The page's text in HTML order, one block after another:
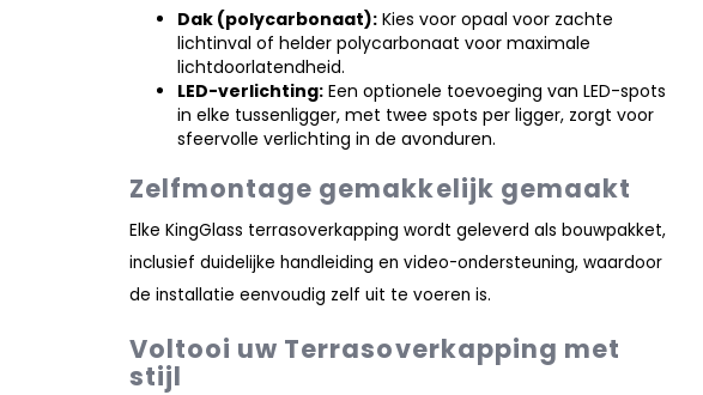
Dak (polycarbonaat):Kies voor opaal voor zachte
lichtinval of helder polycarbonaat voor maximale
lichtdoorlatendheid.
LED-verlichting:Een optionele toevoeging van LED-spots
in elke tussenligger, met twee spots per ligger, zorgt voor
sfeervolle verlichting in de avonduren.
Zelfmontage gemakkelijk gemaakt
Elke KingGlass terrasoverkapping wordt geleverd als bouwpakket,
inclusief duidelijke handleiding en video-ondersteuning, waardoor
de installatie eenvoudig zelf uit te voeren is.
Voltooi uw Terrasoverkapping met
stijl